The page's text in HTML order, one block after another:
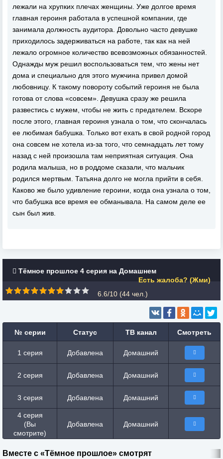
лежали на хрупких плечах женщины. Уже долгое время
главная героиня работала в успешной компании, где
занимала должность аудитора. Довольно часто девушке
приходилось задерживаться на работе, так как на ней
лежало огромное количество всевозможных обязанностей.
Однажды муж решил воспользоваться тем, что жены нет
дома и специально для этого мужчина привел домой
любовницу. К такому повороту событий героиня не была
готова от слова «совсем». Девушка сразу же решила
развестись с мужем, чтобы не жить с предателем. Вскоре
после этого, главная героиня узнала о том, что скончалась
ее любимая бабушка. Только вот ехать в свой родной город
она совсем не хотела из-за того, что семнадцать лет тому
назад с ней произошла там неприятная ситуация. Она
родила малыша, но в роддоме сказали, что мальчик
родился мертвым. Татьяна долго не могла прийти в себя.
Каково же было удивление героини, когда она узнала о том,
что бабушка все время ее обманывала. На самом деле ее
сын был жив.
Тёмное прошлое 4 серия на Домашнем
Есть жалоба? (Жми)
6.6/10 (44 чел.)
№ серии Статус ТВ канал Смотреть
1 серия Добавлена Домашний
2 серия Добавлена Домашний
3 серия Добавлена Домашний
4 серия
(Вы
смотрите)
Добавлена Домашний
Вместе с «Тёмное прошлое» смотрят